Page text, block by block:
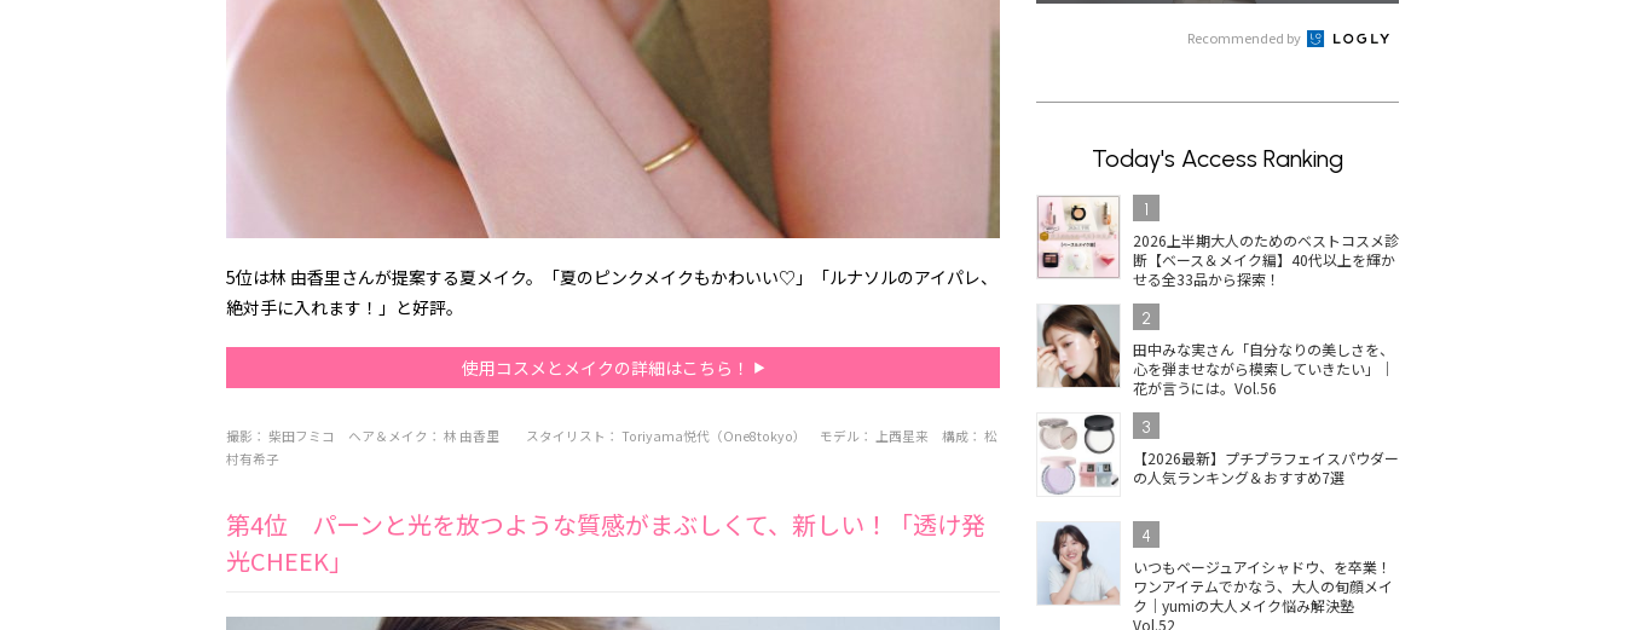
5位は林 由香里さんが提案する夏メイク。「夏のピンクメイクもかわいい♡」「ルナソルのアイパレ、
絶対手に入れます！」と好評。
使用コスメとメイクの詳細はこちら！
撮影： 柴田フミコ ヘア＆メイク： 林 由香里 スタイリスト： Toriyama悦代（One8tokyo） モデル： 上西星来 構成： 松
村有希子
第4位 パーンと光を放つような質感がまぶしくて、新しい！「透け発
光CHEEK」
Recommended by
Today's Access Ranking
1
2026上半期大人のためのベストコスメ診
断【ベース＆メイク編】40代以上を輝か
せる全33品から探索！
2
田中みな実さん「自分なりの美しさを、
心を弾ませながら模索していきたい」｜
花が言うには。Vol.56
3
【2026最新】プチプラフェイスパウダー
の人気ランキング＆おすすめ7選
4
いつもベージュアイシャドウ、を卒業！
ワンアイテムでかなう、大人の旬顔メイ
ク｜yumiの大人メイク悩み解決塾
Vol.52